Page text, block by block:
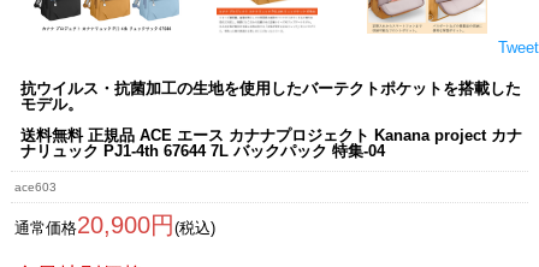
Tweet
抗ウイルス・抗菌加工の生地を使用したバーテクトポケットを搭載した
モデル。
送料無料 正規品 ACE エース カナナプロジェクト Kanana project カナ
ナリュック PJ1-4th 67644 7L バックパック 特集-04
ace603
通常価格20,900円 (税込)